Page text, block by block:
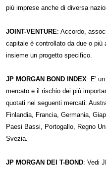
più imprese anche di diversa
JOINT-VENTURE: Accordo,
capitale è controllato da due o più
insieme un progetto specifico.
JP MORGAN BOND INDEX: E'
mercato e il rischio dei più
quotati nei seguenti mercati:
Finlandia, Francia, Germania,
Paesi Bassi, Portogallo, Regno
Svezia.
JP MORGAN DEI T-BOND: Vedi